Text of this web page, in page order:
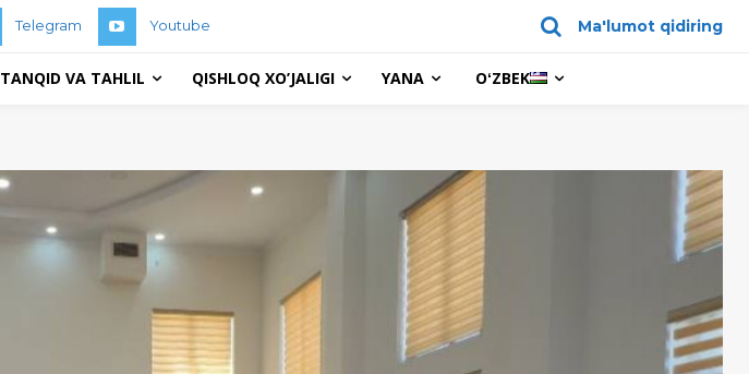
Telegram Youtube Ma'lumot qidiring
TANQID VA TAHLIL QISHLOQ XO’JALIGI YANA OʻZBEK